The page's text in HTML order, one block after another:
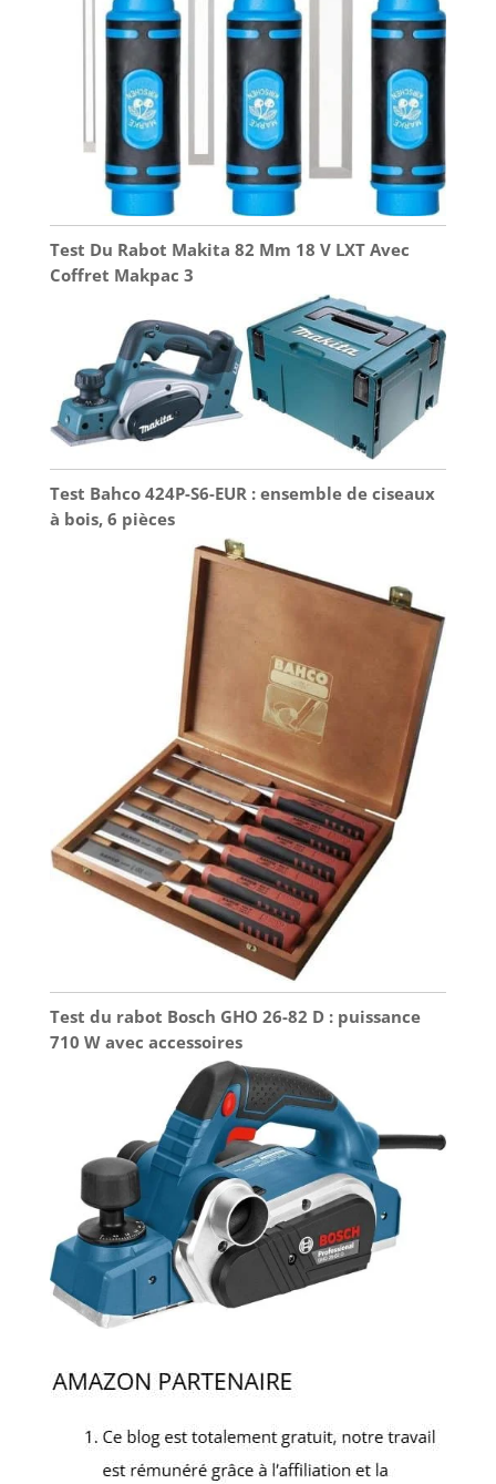
Test Du Rabot Makita 82 Mm 18 V LXT Avec
Coffret Makpac 3
Test Bahco 424P-S6-EUR : ensemble de ciseaux
à bois, 6 pièces
Test du rabot Bosch GHO 26-82 D : puissance
710 W avec accessoires